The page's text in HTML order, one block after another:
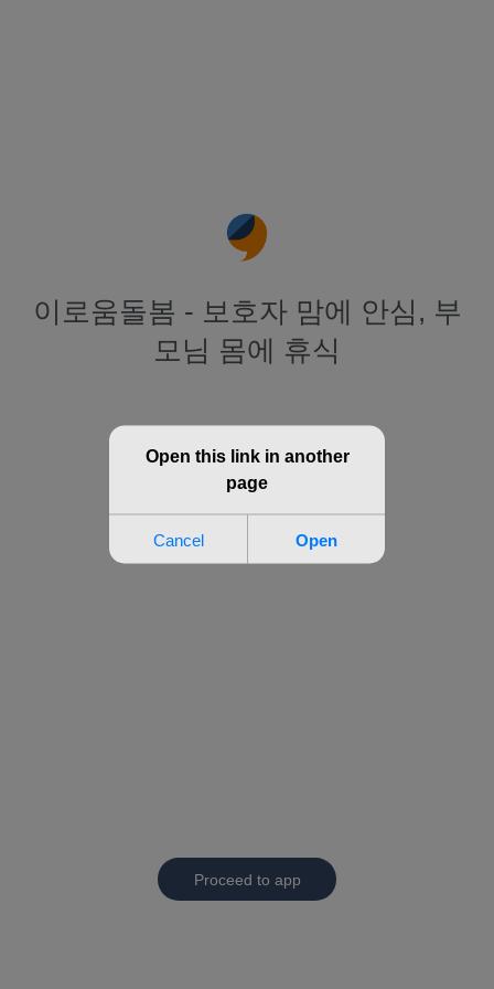
이로움돌봄 - 보호자 맘에 안심, 부
모님 몸에 휴식
Proceed to app